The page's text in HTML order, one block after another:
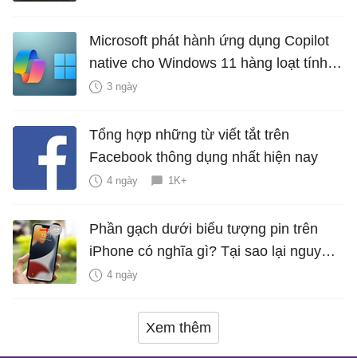
Microsoft phát hành ứng dụng Copilot
native cho Windows 11 hàng loạt tính
năng mới Hữu Ích
3 ngày
Tổng hợp những từ viết tắt trên
Facebook thông dụng nhất hiện nay
4 ngày 1K+
Phần gạch dưới biểu tượng pin trên
iPhone có nghĩa gì? Tại sao lại nguy
hiểm?
4 ngày
Xem thêm